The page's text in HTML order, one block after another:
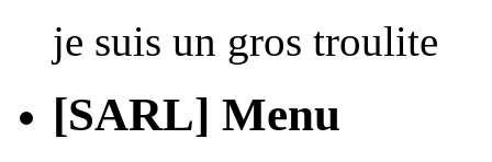
je suis un gros troulite
[SARL] Menu